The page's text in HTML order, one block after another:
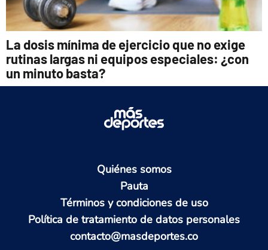
La dosis mínima de ejercicio que no exige
rutinas largas ni equipos especiales: ¿con
un minuto basta?
Quiénes somos
Pauta
Términos y condiciones de uso
Política de tratamiento de datos personales
contacto@masdeportes.co